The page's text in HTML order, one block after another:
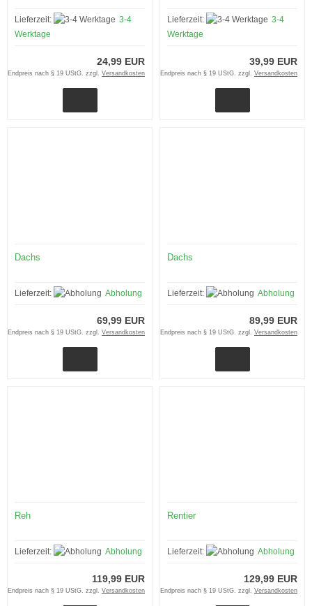
Lieferzeit:
3-4
Werktage
24,99 EUR
Endpreis nach § 19 UStG. zzgl. Versandkosten
Lieferzeit:
3-4
Werktage
39,99 EUR
Endpreis nach § 19 UStG. zzgl. Versandkosten
Dachs
Lieferzeit: Abholung
69,99 EUR
Endpreis nach § 19 UStG. zzgl. Versandkosten
Dachs
Lieferzeit: Abholung
89,99 EUR
Endpreis nach § 19 UStG. zzgl. Versandkosten
Reh
Lieferzeit: Abholung
119,99 EUR
Endpreis nach § 19 UStG. zzgl. Versandkosten
Rentier
Lieferzeit: Abholung
129,99 EUR
Endpreis nach § 19 UStG. zzgl. Versandkosten